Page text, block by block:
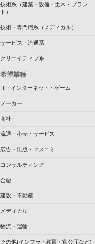
技術系（建築・設備・土木・プラン
ト）
技術・専門職系（メディカル）
サービス・流通系
クリエイティブ系
希望業種
IT・インターネット・ゲーム
メーカー
商社
流通・小売・サービス
広告・出版・マスコミ
コンサルティング
金融
建設・不動産
メディカル
物流・運輸
その他(インフラ・教育・官公庁など)